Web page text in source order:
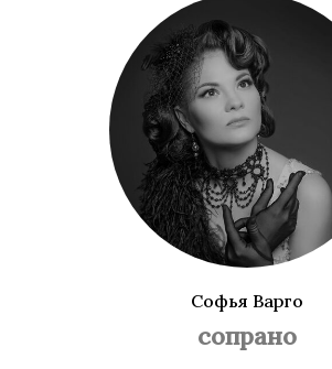
Софья Варго
сопрано